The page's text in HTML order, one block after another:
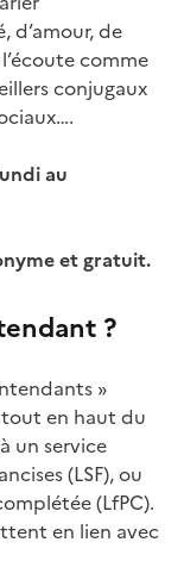
d’amour, de
comme
conjugaux
au
et gratuit.
?
»
en haut du
un service
(LSF), ou
(LfPC).
en lien avec